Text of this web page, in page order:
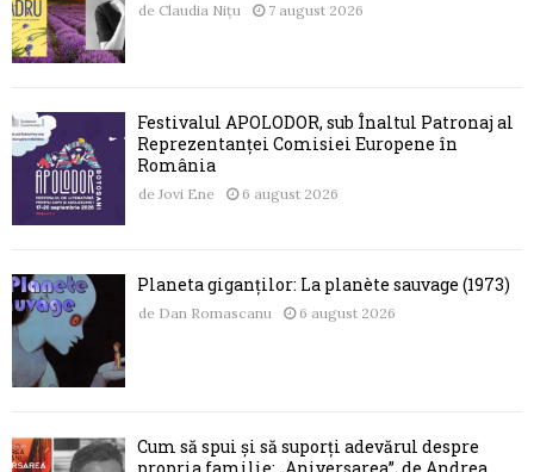
de Claudia Nițu 7 august 2026
Festivalul APOLODOR, sub Înaltul Patronaj al
Reprezentanței Comisiei Europene în
România
de Jovi Ene 6 august 2026
Planeta giganților: La planète sauvage (1973)
de Dan Romascanu 6 august 2026
Cum să spui și să suporți adevărul despre